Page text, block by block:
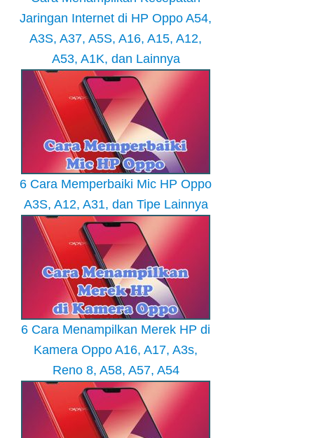
Jaringan Internet di HP Oppo A54,
A3S, A37, A5S, A16, A15, A12,
A53, A1K, dan Lainnya
6 Cara Memperbaiki Mic HP Oppo
A3S, A12, A31, dan Tipe Lainnya
6 Cara Menampilkan Merek HP di
Kamera Oppo A16, A17, A3s,
Reno 8, A58, A57, A54